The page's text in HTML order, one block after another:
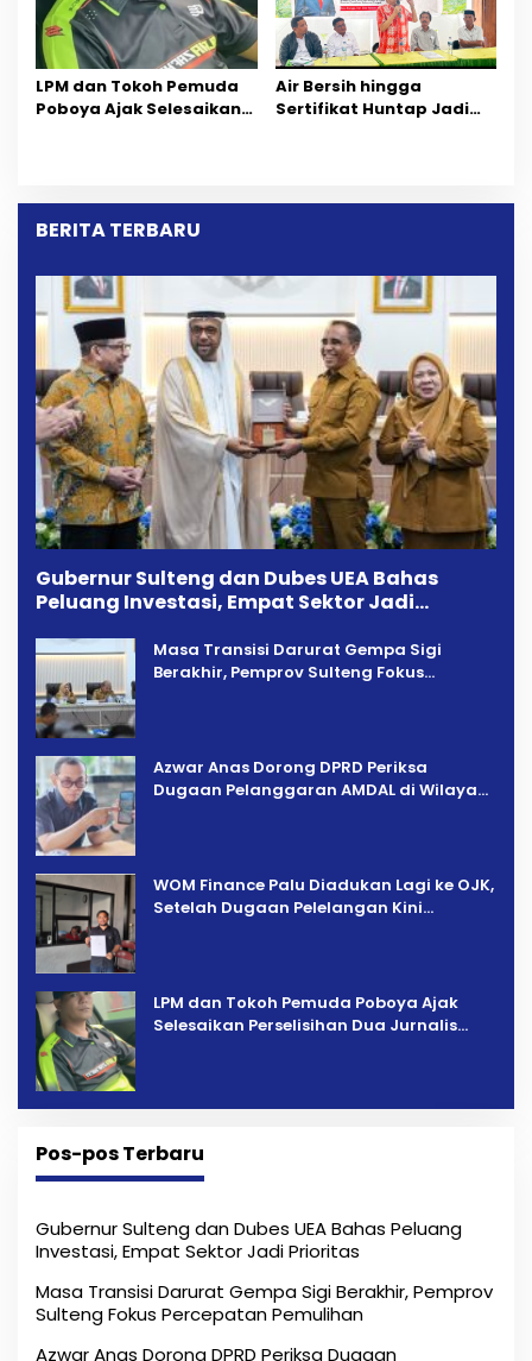
LPM dan Tokoh Pemuda
Poboya Ajak Selesaikan
Air Bersih hingga
Sertifikat Huntap Jadi
BERITA TERBARU
Gubernur Sulteng dan Dubes UEA Bahas
Peluang Investasi, Empat Sektor Jadi
Masa Transisi Darurat Gempa Sigi
Berakhir, Pemprov Sulteng Fokus
Azwar Anas Dorong DPRD Periksa
Dugaan Pelanggaran AMDAL di Wilayah
‎WOM Finance Palu Diadukan Lagi ke OJK,
Setelah Dugaan Pelelangan Kini
LPM dan Tokoh Pemuda Poboya Ajak
Selesaikan Perselisihan Dua Jurnalis
Pos-pos Terbaru
Gubernur Sulteng dan Dubes UEA Bahas Peluang
Investasi, Empat Sektor Jadi Prioritas
Masa Transisi Darurat Gempa Sigi Berakhir, Pemprov
Sulteng Fokus Percepatan Pemulihan
Azwar Anas Dorong DPRD Periksa Dugaan